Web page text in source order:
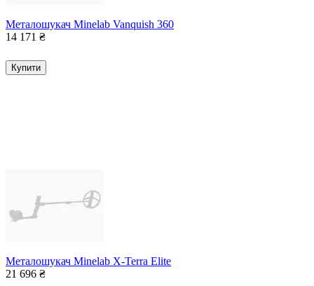
Металошукач Minelab Vanquish 360
14 171 ₴
Купити
Металошукач Minelab X-Terra Elite
21 696 ₴